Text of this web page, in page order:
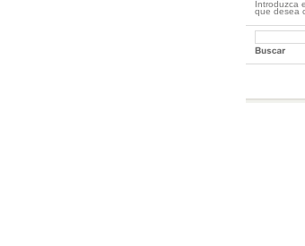
Introduzca
que desea